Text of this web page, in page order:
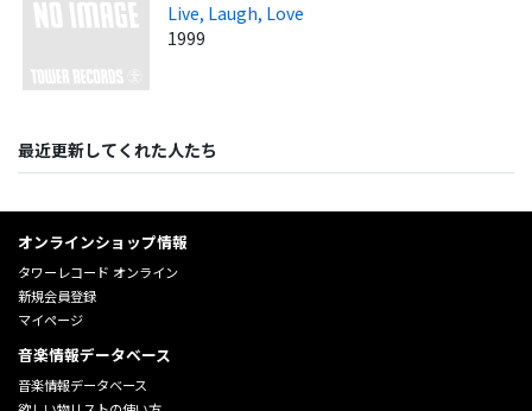
Live, Laugh, Love
1999
最近更新してくれた人たち
オンラインショップ情報
タワーレコード オンライン
新規会員登録
マイページ
音楽情報データベース
音楽情報データベース